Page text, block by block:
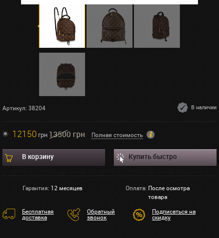
Артикул: 38204 В наличии
12150грн 13500 грн Полная стоимость
В корзину Купить быстро
Гарантия: 12 месяцев Оплата: После осмотра
товара
Бесплатная
доставка
Обратный
звонок
Подписаться на
скидку